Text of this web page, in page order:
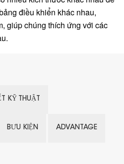
điều khiển khác nhau,
giúp chúng thích ứng với các
KỸ THUẬT
BƯU KIỆN ADVANTAGE